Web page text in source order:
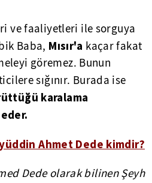
ve faaliyetleri ile sorguya
Baba, Mısır'a kaçar fakat
göremez. Bunun
sığınır. Burada ise
karalama
Ahmet Dede kimdir?
Dede olarak bilinen Şeyh